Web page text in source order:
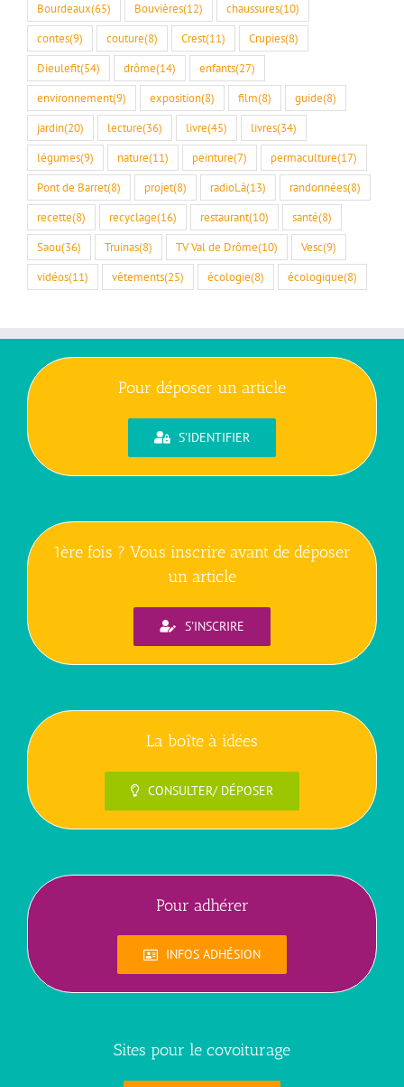
Bourdeaux(65) Bouvières(12) chaussures(10)
contes(9) couture(8) Crest(11) Crupies(8)
Dieulefit(54) drôme(14) enfants(27)
environnement(9) exposition(8) film(8) guide(8)
jardin(20) lecture(36) livre(45) livres(34)
légumes(9) nature(11) peinture(7) permaculture(17)
Pont de Barret(8) projet(8) radioLà(13) randonnées(8)
recette(8) recyclage(16) restaurant(10) santé(8)
Saou(36) Truinas(8) TV Val de Drôme(10) Vesc(9)
vidéos(11) vêtements(25) écologie(8) écologique(8)
Pour déposer un article
S'IDENTIFIER
1ère fois ? Vous inscrire avant de déposer
un article
S'INSCRIRE
La boîte à idées
CONSULTER/ DÉPOSER
Pour adhérer
INFOS ADHÉSION
Sites pour le covoiturage